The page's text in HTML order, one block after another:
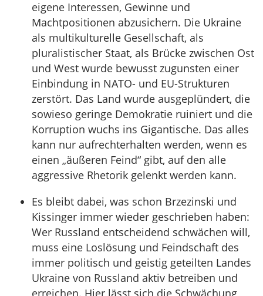
eigene Interessen, Gewinne und
Machtpositionen abzusichern. Die Ukraine
als multikulturelle Gesellschaft, als
pluralistischer Staat, als Brücke zwischen Ost
und West wurde bewusst zugunsten einer
Einbindung in NATO- und EU-Strukturen
zerstört. Das Land wurde ausgeplündert, die
sowieso geringe Demokratie ruiniert und die
Korruption wuchs ins Gigantische. Das alles
kann nur aufrechterhalten werden, wenn es
einen „äußeren Feind“ gibt, auf den alle
aggressive Rhetorik gelenkt werden kann.
Es bleibt dabei, was schon Brzezinski und
Kissinger immer wieder geschrieben haben:
Wer Russland entscheidend schwächen will,
muss eine Loslösung und Feindschaft des
immer politisch und geistig geteilten Landes
Ukraine von Russland aktiv betreiben und
erreichen. Hier lässt sich die Schwächung